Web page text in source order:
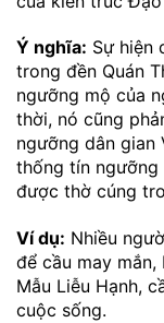
Ý nghĩa: Sự hiện
trong đền Quán
ngưỡng mộ của
thời, nó cũng
ngưỡng dân gian
thống tín ngưỡng
được thờ cúng
Ví dụ: Nhiều
để cầu may
Mẫu Liễu Hạnh,
cuộc sống.